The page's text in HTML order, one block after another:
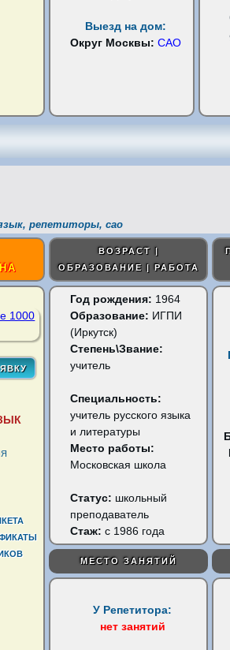
Выезд на дом:
Округ Москвы:САО
репетиторы, сао
ВОЗРАСТ |
ОБРАЗОВАНИЕ | РАБОТА
Год рождения: 1964
Образование: ИГПИ
(Иркутск)
Степень\Звание:
учитель
Специальность:
учитель русского языка
и литературы
Место работы:
Московская школа
Статус: школьный
преподаватель
Стаж: с 1986 года
МЕСТО ЗАНЯТИЙ
У Репетитора:
нет занятий